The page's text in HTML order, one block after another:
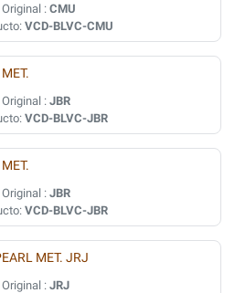
: CMU
VCD-BLVC-CMU
: JBR
VCD-BLVC-JBR
: JBR
VCD-BLVC-JBR
MET. JRJ
: JRJ